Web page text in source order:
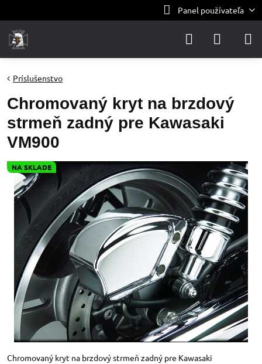
Panel používateľa
NA SKLADE
Príslušenstvo
Chromovaný kryt na brzdový
strmeň zadný pre Kawasaki
VM900
Chromovaný kryt na brzdový strmeň zadný pre Kawasaki